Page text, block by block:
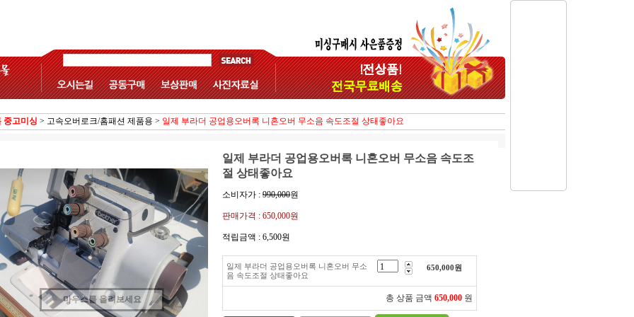
중고미싱 > 고속오버로크/홈패션 제품용 > 일제 부라더 공업용오버록 니혼오버 무소음 속도조절 상태좋아요
마우스를 올려보세요
일제 부라더 공업용오버록 니혼오버 무소음 속도조
절 상태좋아요
소비자가 : 990,000원
판매가격 : 650,000원
적립금액 : 6,500원
일제 부라더 공업용오버록 니혼오버 무소
음 속도조절 상태좋아요
650,000원
총 상품 금액 650,000 원